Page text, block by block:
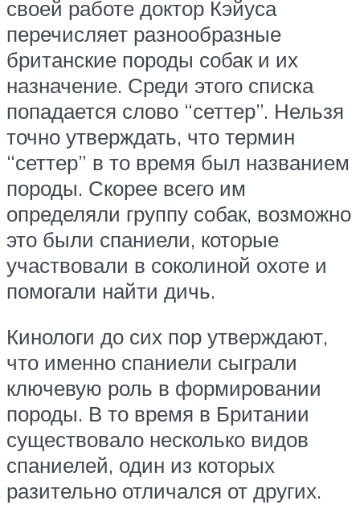
своей работе доктор Кэйуса
перечисляет разнообразные
британские породы собак и их
назначение. Среди этого списка
попадается слово “сеттер”. Нельзя
точно утверждать, что термин
“сеттер” в то время был названием
породы. Скорее всего им
определяли группу собак, возможно
это были спаниели, которые
участвовали в соколиной охоте и
помогали найти дичь.
Кинологи до сих пор утверждают,
что именно спаниели сыграли
ключевую роль в формировании
породы. В то время в Британии
существовало несколько видов
спаниелей, один из которых
разительно отличался от других.